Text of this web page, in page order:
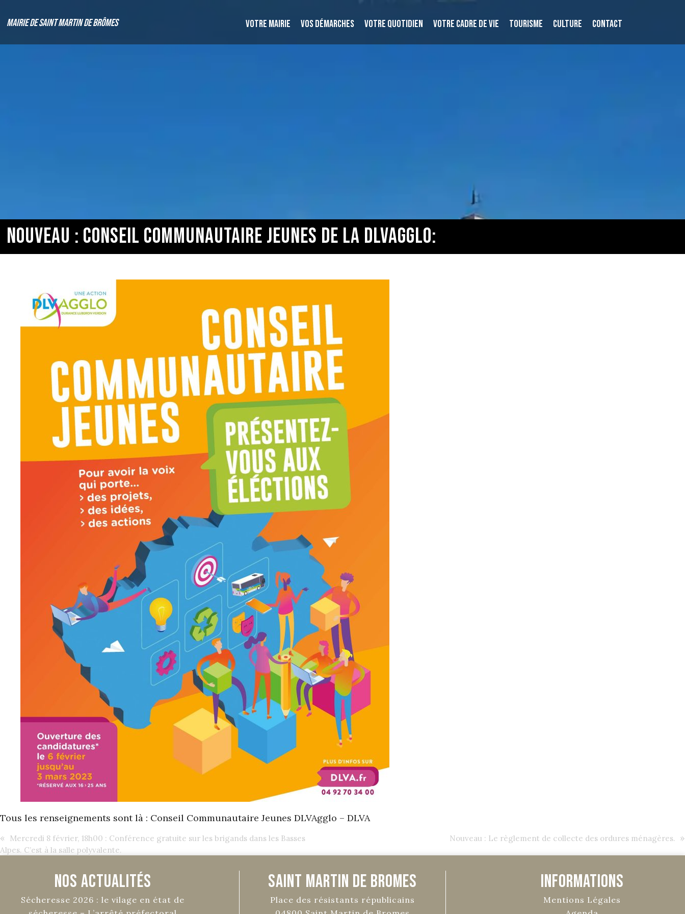
Mairie de Saint Martin de Brômes VOTRE MAIRIE VOS DÉMARCHES VOTRE QUOTIDIEN VOTRE CADRE DE VIE TOURISME CULTURE CONTACT
NOUVEAU : CONSEIL COMMUNAUTAIRE JEUNES DE LA DLVAGGLO:
Tous les renseignements sont là : Conseil Communautaire Jeunes DLVAgglo – DLVA
«
Mercredi 8 février, 18h00 : Conférence gratuite sur les brigands dans les Basses
Alpes. C’est à la salle polyvalente.
Nouveau : Le règlement de collecte des ordures ménagères. »
Nos Actualités
Sécheresse 2026 : le vilage en état de
Saint Martin de Bromes
Place des résistants républicains
Informations
Mentions Légales